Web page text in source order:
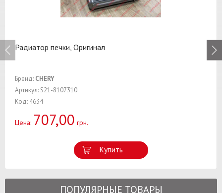
Радиатор печки, Оригинал
Бренд: CHERY
Артикул: S21-8107310
Код: 4634
Цена: 707,00 грн.
Купить
ПОПУЛЯРНЫЕ ТОВАРЫ